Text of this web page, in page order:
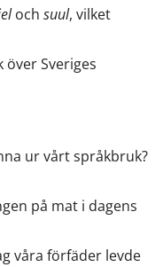
och suul, vilket
Sveriges
ur vårt språkbruk?
på mat i dagens
våra förfäder levde